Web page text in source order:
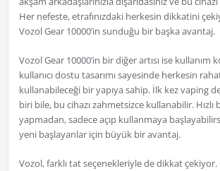
Her nefeste, etrafınızdaki herkesin dikkatini
Vozol Gear 10000’in sunduğu bir başka avantaj.
Vozol Gear 10000’in bir diğer artısı ise kullanım
kullanıcı dostu tasarımı sayesinde herkesin
kullanabileceği bir yapıya sahip. İlk kez vaping
biri bile, bu cihazı zahmetsizce kullanabilir. Hızlı
yapmadan, sadece açıp kullanmaya
yeni başlayanlar için büyük bir avantaj.
Vozol, farklı tat seçenekleriyle de dikkat çekiyor.